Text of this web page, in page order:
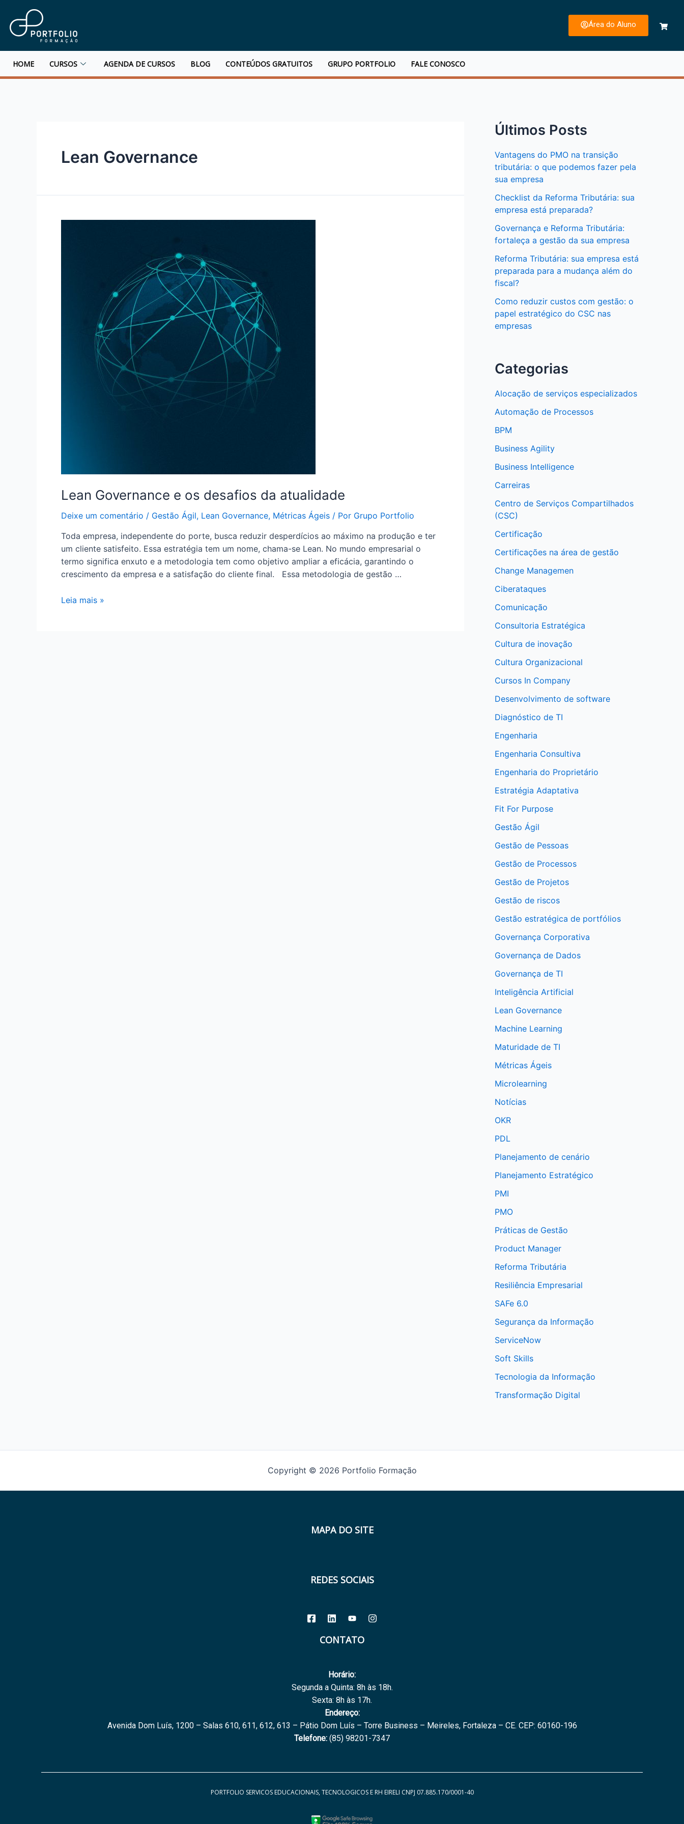
Área do Aluno
HOME CURSOS AGENDA DE CURSOS BLOG CONTEÚDOS GRATUITOS GRUPO PORTFOLIO FALE CONOSCO
Lean Governance
Lean Governance e os desafios da atualidade
Deixe um comentário / Gestão Ágil, Lean Governance, Métricas Ágeis / Por Grupo Portfolio
Toda empresa, independente do porte, busca reduzir desperdícios ao máximo na produção e ter
um cliente satisfeito. Essa estratégia tem um nome, chama-se Lean. No mundo empresarial o
termo significa enxuto e a metodologia tem como objetivo ampliar a eficácia, garantindo o
crescimento da empresa e a satisfação do cliente final. Essa metodologia de gestão …
Leia mais »
Últimos Posts
Vantagens do PMO na transição
tributária: o que podemos fazer pela
sua empresa
Checklist da Reforma Tributária: sua
empresa está preparada?
Governança e Reforma Tributária:
fortaleça a gestão da sua empresa
Reforma Tributária: sua empresa está
preparada para a mudança além do
fiscal?
Como reduzir custos com gestão: o
papel estratégico do CSC nas
empresas
Categorias
Alocação de serviços especializados
Automação de Processos
BPM
Business Agility
Business Intelligence
Carreiras
Centro de Serviços Compartilhados
(CSC)
Certificação
Certificações na área de gestão
Change Managemen
Ciberataques
Comunicação
Consultoria Estratégica
Cultura de inovação
Cultura Organizacional
Cursos In Company
Desenvolvimento de software
Diagnóstico de TI
Engenharia
Engenharia Consultiva
Engenharia do Proprietário
Estratégia Adaptativa
Fit For Purpose
Gestão Ágil
Gestão de Pessoas
Gestão de Processos
Gestão de Projetos
Gestão de riscos
Gestão estratégica de portfólios
Governança Corporativa
Governança de Dados
Governança de TI
Inteligência Artificial
Lean Governance
Machine Learning
Maturidade de TI
Métricas Ágeis
Microlearning
Notícias
OKR
PDL
Planejamento de cenário
Planejamento Estratégico
PMI
PMO
Práticas de Gestão
Product Manager
Reforma Tributária
Resiliência Empresarial
SAFe 6.0
Segurança da Informação
ServiceNow
Soft Skills
Tecnologia da Informação
Transformação Digital
Copyright © 2026 Portfolio Formação
MAPA DO SITE
REDES SOCIAIS
CONTATO
Horário:
Segunda a Quinta: 8h às 18h.
Sexta: 8h às 17h.
Endereço:
Avenida Dom Luís, 1200 – Salas 610, 611, 612, 613 – Pátio Dom Luís – Torre Business – Meireles, Fortaleza – CE. CEP: 60160-196
Telefone: (85) 98201-7347
PORTFOLIO SERVICOS EDUCACIONAIS, TECNOLOGICOS E RH EIRELI CNPJ 07.885.170/0001-40